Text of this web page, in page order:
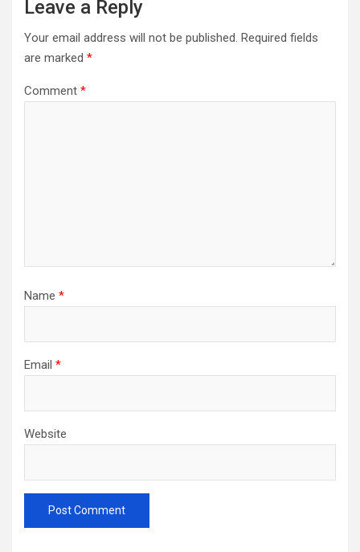
Leave a Reply
Your email address will not be published. Required fields
are marked *
Comment *
Name *
Email *
Website